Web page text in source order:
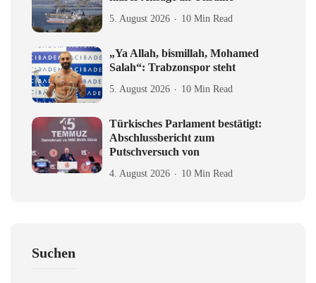
5. August 2026 10 Min Read
„Ya Allah, bismillah, Mohamed
Salah“: Trabzonspor steht
5. August 2026 10 Min Read
Türkisches Parlament bestätigt:
Abschlussbericht zum
Putschversuch von
4. August 2026 10 Min Read
Suchen